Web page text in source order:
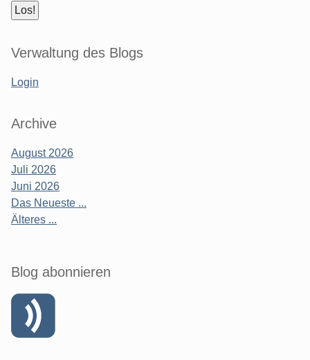
Verwaltung des Blogs
Login
Archive
August 2026
Juli 2026
Juni 2026
Das Neueste ...
Älteres ...
Blog abonnieren